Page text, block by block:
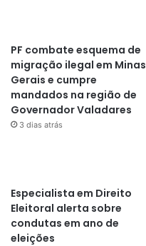
PF combate esquema de
migração ilegal em Minas
Gerais e cumpre
mandados na região de
Governador Valadares
3 dias atrás
Especialista em Direito
Eleitoral alerta sobre
condutas em ano de
eleições